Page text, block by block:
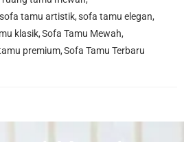
sofa tamu artistik,sofa tamu elegan,
klasik,Sofa Tamu Mewah,
premium,Sofa Tamu Terbaru